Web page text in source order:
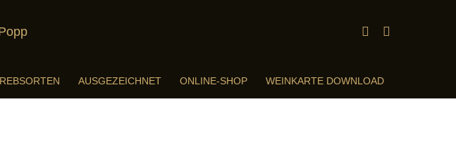
AUSGEZEICHNET ONLINE-SHOP WEINKARTE DOWNLOAD